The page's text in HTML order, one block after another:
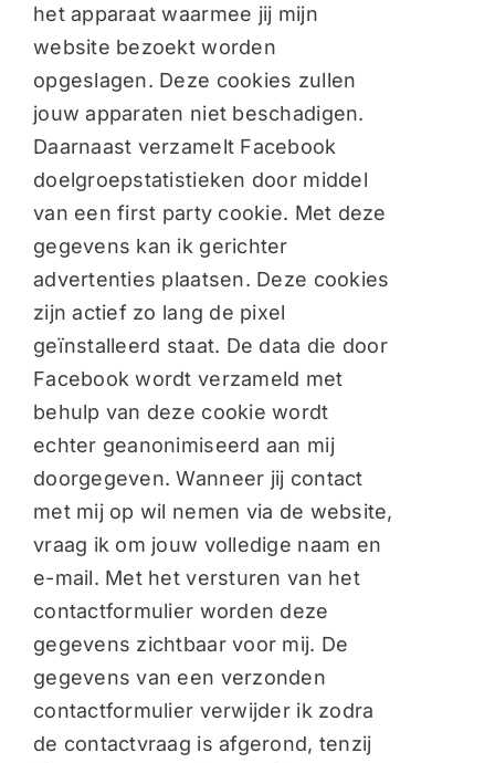
het apparaat waarmee jij mijn
website bezoekt worden
opgeslagen. Deze cookies zullen
jouw apparaten niet beschadigen.
Daarnaast verzamelt Facebook
doelgroepstatistieken door middel
van een first party cookie. Met deze
gegevens kan ik gerichter
advertenties plaatsen. Deze cookies
zijn actief zo lang de pixel
geïnstalleerd staat. De data die door
Facebook wordt verzameld met
behulp van deze cookie wordt
echter geanonimiseerd aan mij
doorgegeven. Wanneer jij contact
met mij op wil nemen via de website,
vraag ik om jouw volledige naam en
e-mail. Met het versturen van het
contactformulier worden deze
gegevens zichtbaar voor mij. De
gegevens van een verzonden
contactformulier verwijder ik zodra
de contactvraag is afgerond, tenzij